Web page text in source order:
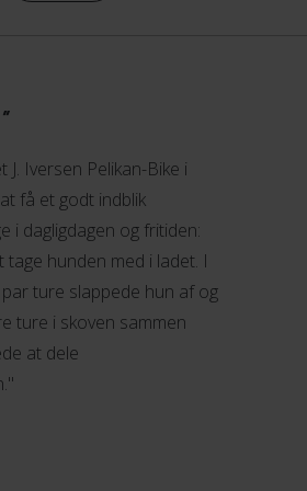
Er du nysgerrig på, hvordan
og få en gratis prøvetur.
for dig.
Iversen Pelikan-Bike i
få et godt indblik
i dagligdagen og fritiden:
hunden med i ladet. I
ture slappede hun af og
ture i skoven sammen
at dele